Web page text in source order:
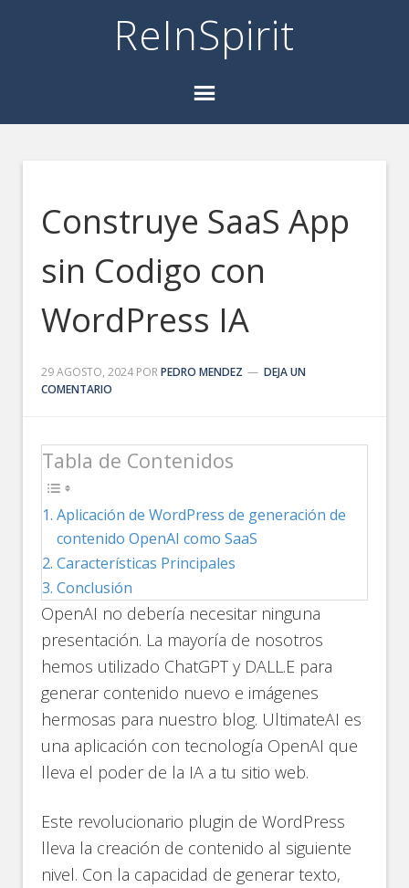
ReInSpirit
Construye SaaS App
sin Codigo con
WordPress IA
29 AGOSTO, 2024 PORPEDRO MENDEZ
DEJA UN
COMENTARIO
Tabla de Contenidos
Aplicación de WordPress de generación de
contenido OpenAI como SaaS
Características Principales
Conclusión
OpenAI no debería necesitar ninguna
presentación. La mayoría de nosotros
hemos utilizado ChatGPT y DALL.E para
generar contenido nuevo e imágenes
hermosas para nuestro blog. UltimateAI es
una aplicación con tecnología OpenAI que
lleva el poder de la IA a tu sitio web.
Este revolucionario plugin de WordPress
lleva la creación de contenido al siguiente
nivel. Con la capacidad de generar texto,